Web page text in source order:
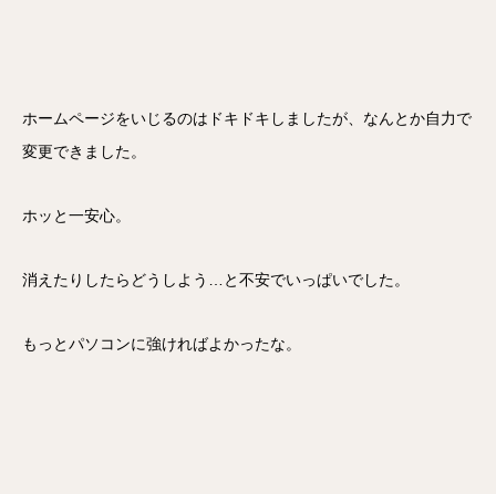
ホームページをいじるのはドキドキしましたが、なんとか自力で
変更できました。
ホッと一安心。
消えたりしたらどうしよう…と不安でいっぱいでした。
もっとパソコンに強ければよかったな。